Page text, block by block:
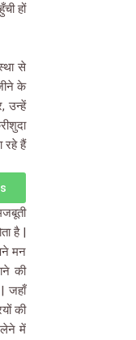
हों
से
के
उन्हें
रहे हैं
है |
मन
की
जहाँ
की
लेने में